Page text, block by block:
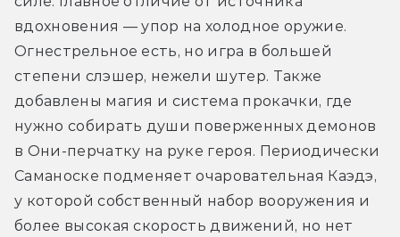
вдохновения — упор на холодное оружие.
Огнестрельное есть, но игра в большей
степени слэшер, нежели шутер. Также
добавлены магия и система прокачки, где
нужно собирать души поверженных демонов
в Они-перчатку на руке героя. Периодически
Саманоске подменяет очаровательная Каэдэ,
у которой собственный набор вооружения и
более высокая скорость движений, но нет